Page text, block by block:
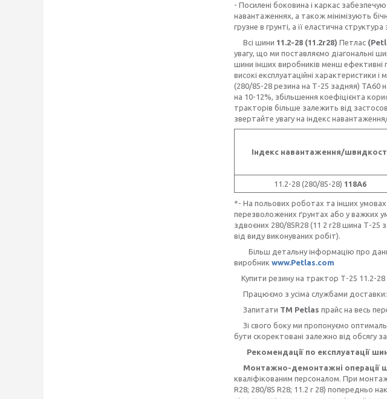
- Посилені боковина і каркас
навантаженнях, а також мінімізують
грузне в грунті, а її еластична
Всі шини 11.2-28 (11.2r28) Петлас
увагу, що ми поставляємо діагональні
шини інших виробників менш
високі експлуатаційні характеристики
(280/85-28 резина на Т-25 задняя) ТА60
на 10-12%, збільшення коефіцієнта
тракторів більше залежить від
звертайте увагу на індекс
Індекс навантаження/
11.2-28 (280/85-28) 118А6
*- На польових роботах та інших
перезволожених ґрунтах або у важких
здвоєних 280/85R28 (11 2 r28 шина Т-25
від виду виконуваних робіт).
Більш детальну інформацію про
виробник www.Petlas.com
Купити резину на трактор Т-25 11.2-28
Працюємо з усіма службами доставки:
Запитати ТМ Petlas прайс на весь
Зі свого боку ми пропонуємо
бути скоректовані залежно від обсягу
Рекомендації по експлуатації
Монтажно-демонтажні операції
кваліфікованим персоналом. При
R28; 280/85 R28; 11.2 r 28) попередньо